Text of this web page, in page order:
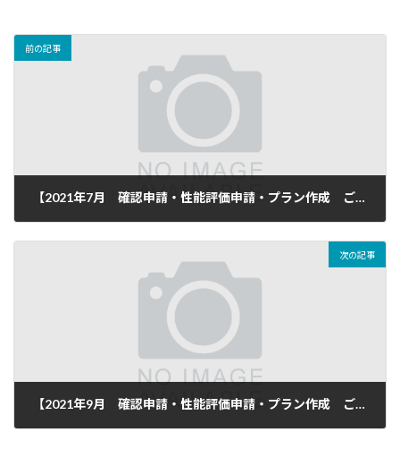
前の記事
【2021年7月 確認申請・性能評価申請・プラン作成 ご依頼頂き完了致しました】
2021年8月10日
次の記事
【2021年9月 確認申請・性能評価申請・プラン作成 ご依頼頂き完了致しました】
2021年10月10日